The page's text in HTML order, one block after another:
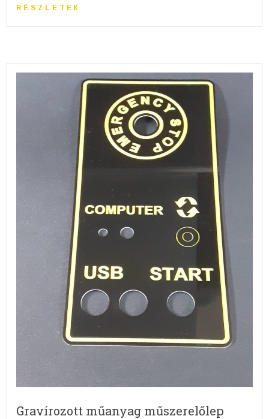
RÉSZLETEK
Gravírozott műanyag műszerelőlep